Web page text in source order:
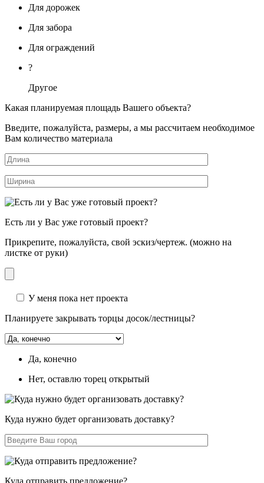
Для дорожек
Для забора
Для ограждений
?
Другое
Какая планируемая площадь Вашего объекта?
Введите, пожалуйста, размеры, а мы рассчитаем необходимое
Вам количество материала
Есть ли у Вас уже готовый проект?
Прикрепите, пожалуйста, свой эскиз/чертеж. (можно на
листке от руки)
У меня пока нет проекта
Планируете закрывать торцы досок/лестницы?
Да, конечно
Нет, оставлю торец открытый
Куда нужно будет организовать доставку?
Куда отправить предложение?